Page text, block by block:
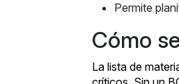
Permite
Cómo
La lista de